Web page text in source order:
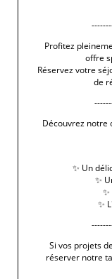
redécouvrir la force
‹
Profitez
offre
Réservez votre
de
Découvrez notre
✨ Un
✨
✨
Si vos projets
réserver notre